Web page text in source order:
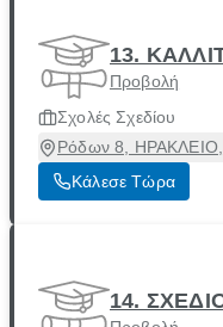
13.
Προβολή
Σχολές Σχεδίου
Ρόδων 8, ΗΡΑΚΛΕΙΟ,
Κάλεσε Τώρα
14.